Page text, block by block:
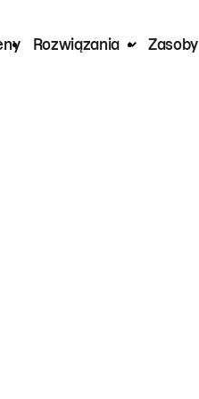
Rozwiązania Zasoby